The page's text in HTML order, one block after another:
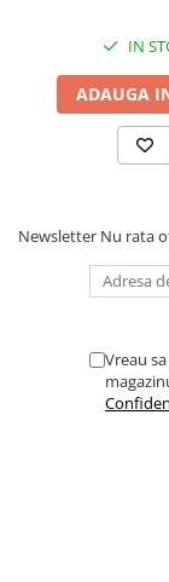
Periferice PC
Hard Disk-uri &
Accesorii UPS-uri
Statii GRAFICE
Statii GRAFICE NOI
Statii GRAFICE
IN
ADAUGA
Newsletter Nu rata
Vreau